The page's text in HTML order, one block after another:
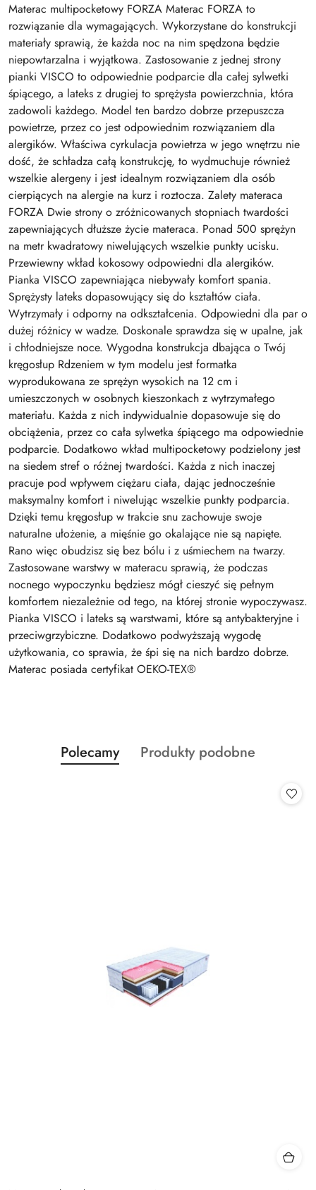
Materac multipocketowy FORZA Materac FORZA to
rozwiązanie dla wymagających. Wykorzystane do konstrukcji
materiały sprawią, że każda noc na nim spędzona będzie
niepowtarzalna i wyjątkowa. Zastosowanie z jednej strony
pianki VISCO to odpowiednie podparcie dla całej sylwetki
śpiącego, a lateks z drugiej to sprężysta powierzchnia, która
zadowoli każdego. Model ten bardzo dobrze przepuszcza
powietrze, przez co jest odpowiednim rozwiązaniem dla
alergików. Właściwa cyrkulacja powietrza w jego wnętrzu nie
dość, że schładza całą konstrukcję, to wydmuchuje również
wszelkie alergeny i jest idealnym rozwiązaniem dla osób
cierpiących na alergie na kurz i roztocza. Zalety materaca
FORZA Dwie strony o zróżnicowanych stopniach twardości
zapewniających dłuższe życie materaca. Ponad 500 sprężyn
na metr kwadratowy niwelujących wszelkie punkty ucisku.
Przewiewny wkład kokosowy odpowiedni dla alergików.
Pianka VISCO zapewniająca niebywały komfort spania.
Sprężysty lateks dopasowujący się do kształtów ciała.
Wytrzymały i odporny na odkształcenia. Odpowiedni dla par o
dużej różnicy w wadze. Doskonale sprawdza się w upalne, jak
i chłodniejsze noce. Wygodna konstrukcja dbająca o Twój
kręgosłup Rdzeniem w tym modelu jest formatka
wyprodukowana ze sprężyn wysokich na 12 cm i
umieszczonych w osobnych kieszonkach z wytrzymałego
materiału. Każda z nich indywidualnie dopasowuje się do
obciążenia, przez co cała sylwetka śpiącego ma odpowiednie
podparcie. Dodatkowo wkład multipocketowy podzielony jest
na siedem stref o różnej twardości. Każda z nich inaczej
pracuje pod wpływem ciężaru ciała, dając jednocześnie
maksymalny komfort i niwelując wszelkie punkty podparcia.
Dzięki temu kręgosłup w trakcie snu zachowuje swoje
naturalne ułożenie, a mięśnie go okalające nie są napięte.
Rano więc obudzisz się bez bólu i z uśmiechem na twarzy.
Zastosowane warstwy w materacu sprawią, że podczas
nocnego wypoczynku będziesz mógł cieszyć się pełnym
komfortem niezależnie od tego, na której stronie wypoczywasz.
Pianka VISCO i lateks są warstwami, które są antybakteryjne i
przeciwgrzybiczne. Dodatkowo podwyższają wygodę
użytkowania, co sprawia, że śpi się na nich bardzo dobrze.
Materac posiada certyfikat OEKO-TEX®
Pomiń karuzelę produktów
Produkty
o
Polecamy
Produkty
Produkty podobne